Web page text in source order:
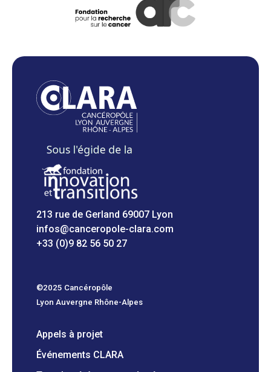
213 rue de Gerland 69007 Lyon
infos@canceropole-clara.com
+33 (0)9 82 56 50 27
©2025 Cancéropôle
Lyon Auvergne Rhône-Alpes
Appels à projet
Événements CLARA